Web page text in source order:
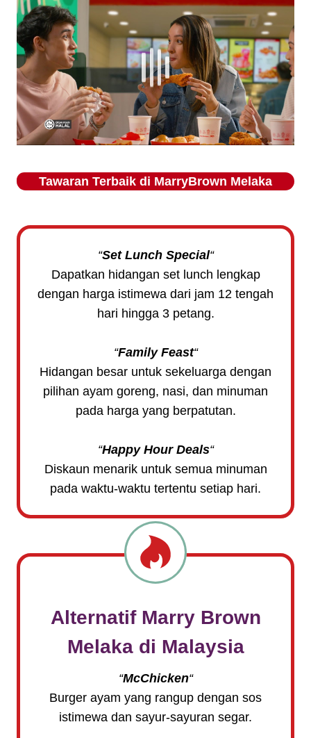
Tawaran Terbaik di MarryBrown Melaka
“Set Lunch Special“
Dapatkan hidangan set lunch lengkap
dengan harga istimewa dari jam 12 tengah
hari hingga 3 petang.
“Family Feast“
Hidangan besar untuk sekeluarga dengan
pilihan ayam goreng, nasi, dan minuman
pada harga yang berpatutan.
“Happy Hour Deals“
Diskaun menarik untuk semua minuman
pada waktu-waktu tertentu setiap hari.
Alternatif Marry Brown
Melakadi Malaysia
“McChicken“
Burger ayam yang rangup dengan sos
istimewa dan sayur-sayuran segar.